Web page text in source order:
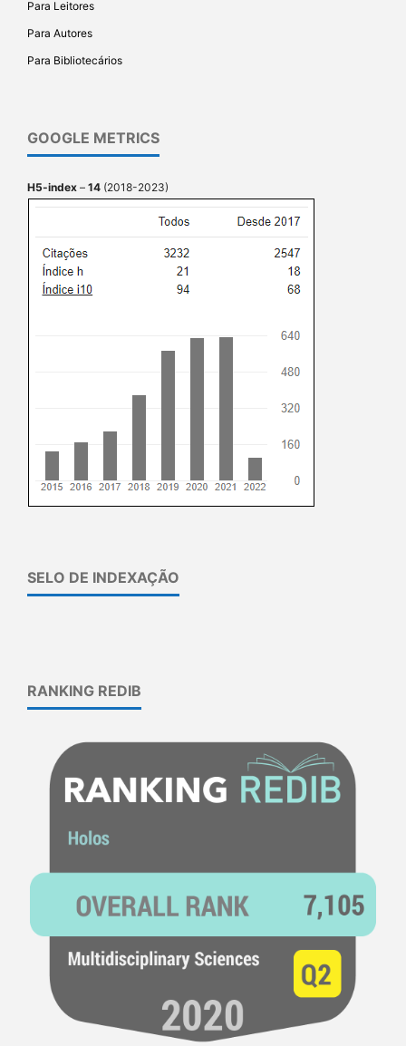
Para Leitores
Para Autores
Para Bibliotecários
GOOGLE METRICS
H5-index – 14 (2018-2023)
SELO DE INDEXAÇÃO
RANKING REDIB